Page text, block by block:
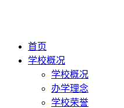
首页
学校概况
学校概况
办学理念
学校荣誉